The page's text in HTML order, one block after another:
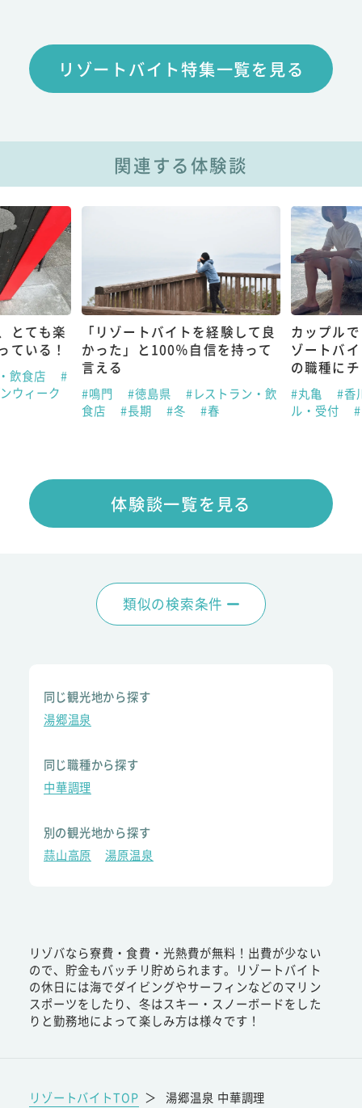
リゾートバイト特集一覧を見る
関連する体験談
とても楽
ている！
飲食店
#
ウィーク
「リゾートバイトを経験して良
かった」と100％自信を持って
言える
#鳴門 #徳島県
#レストラン・飲
食店
#長期 #冬 #春
カップル
ゾートバ
の職種に
#丸亀
#香
ル・受付
体験談一覧を見る
類似の検索条件
同じ観光地から探す
湯郷温泉
同じ職種から探す
中華調理
別の観光地から探す
蒜山高原
湯原温泉
リゾバなら寮費・食費・光熱費が無料！出費が少ない
ので、貯金もバッチリ貯められます。リゾートバイト
の休日には海でダイビングやサーフィンなどのマリン
スポーツをしたり、冬はスキー・スノーボードをした
りと勤務地によって楽しみ方は様々です！
リゾートバイトTOP ＞ 湯郷温泉 中華調理